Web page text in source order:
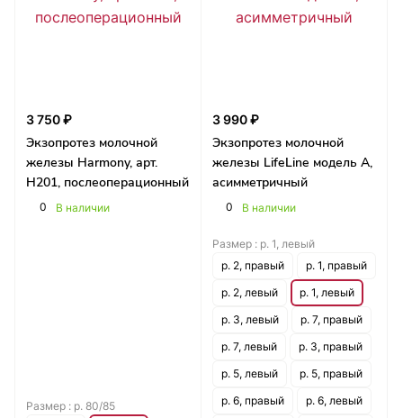
3 750 ₽
Экзопротез молочной
железы Harmony, арт.
Н201, послеоперационный
0 В наличии
Размер : р. 80/85
3 990 ₽
Экзопротез молочной
железы LifeLine модель А,
асимметричный
0 В наличии
Размер : р. 1, левый
р. 2, правый
р. 1, правый
р. 2, левый
р. 1, левый
р. 3, левый
р. 7, правый
р. 7, левый
р. 3, правый
р. 5, левый
р. 5, правый
р. 6, правый
р. 6, левый